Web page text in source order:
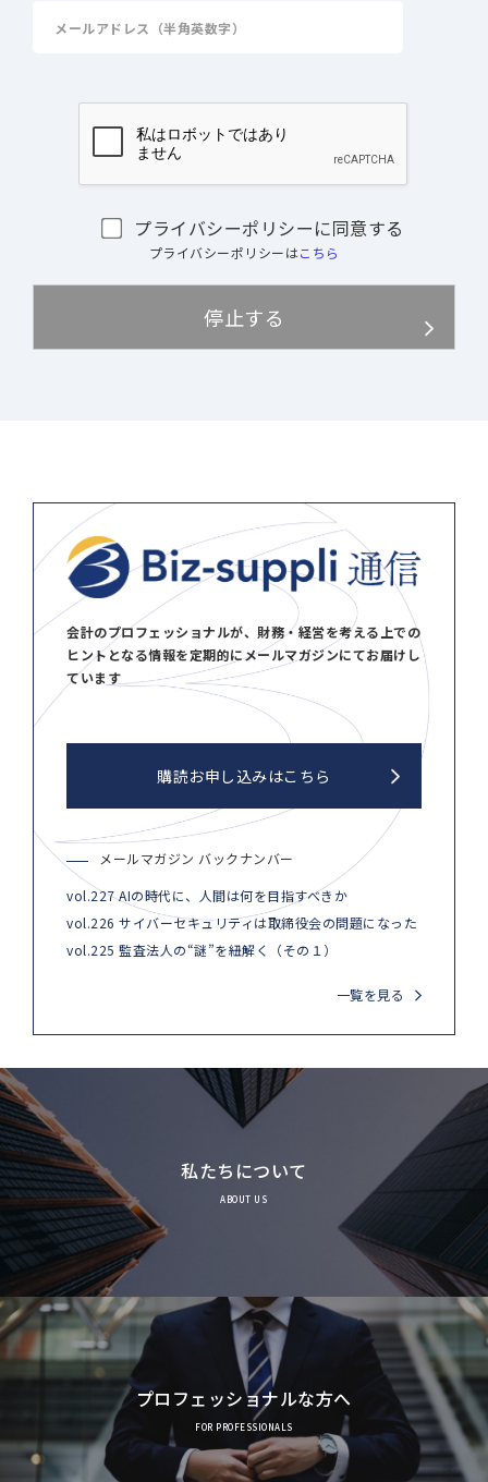
プライバシーポリシーに同意する
プライバシーポリシーはこちら
会計のプロフェッショナルが、財務・経営を考える上での
ヒントとなる情報を定期的にメールマガジンにてお届けし
ています
購読お申し込みはこちら
メールマガジン バックナンバー
vol.227 AIの時代に、人間は何を目指すべきか
vol.226 サイバーセキュリティは取締役会の問題になった
vol.225 監査法人の“謎”を紐解く（その１）
一覧を見る
私たちについて
ABOUT US
プロフェッショナルな方へ
FOR PROFESSIONALS